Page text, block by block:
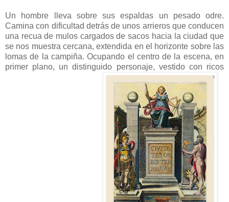
Un hombre lleva sobre sus espaldas un pesado odre.
Camina con dificultad detrás de unos arrieros que conducen
una recua de mulos cargados de sacos hacia la ciudad que
se nos muestra cercana, extendida en el horizonte sobre las
lomas de la campiña. Ocupando el centro de la escena, en
primer plano, un distinguido personaje, vestido con ricos